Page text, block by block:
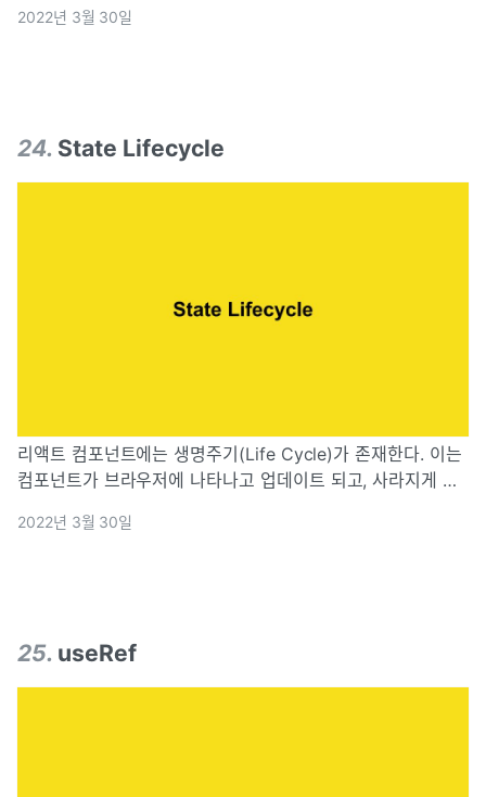
2022년 3월 30일
24. State Lifecycle
리액트 컴포넌트에는 생명주기(Life Cycle)가 존재한다. 이는
컴포넌트가 브라우저에 나타나고 업데이트 되고, 사라지게 될
할 수 있다는 것이다. 컴포넌트 라이프 사이클은 크게 Mount ,
2022년 3월 30일
25. useRef